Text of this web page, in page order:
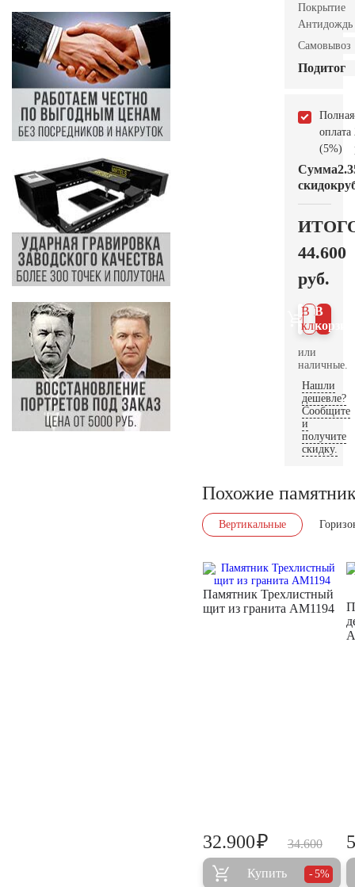
Покрытие
Антидождь
Самовывоз
Подитог
Полная
оплата
(5%)
Сумма
скидок
44.600
руб.
В
В 1
клик
или
наличные.
Нашли
дешевле?
Сообщите
и
получите
скидку.
Похожие
Вертикальные
Памятник Трехлистный
щит из гранита AM1194
34.600
32.900₽
Купить 5%